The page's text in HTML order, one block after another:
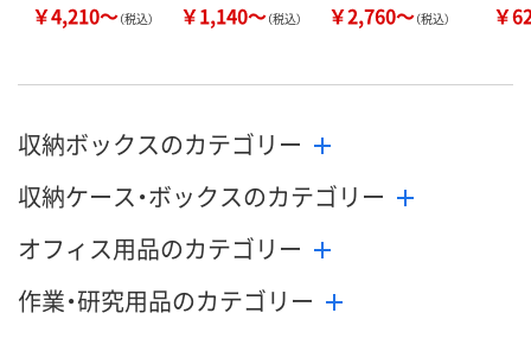
￥4,210～（税込） ￥1,140～（税込） ￥2,760～（税込） ￥
収納ボックスのカテゴリー
収納ケース・ボックスのカテゴリー
オフィス用品のカテゴリー
作業・研究用品のカテゴリー